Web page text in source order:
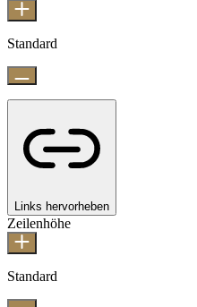
Standard
Links hervorheben
Zeilenhöhe
Standard